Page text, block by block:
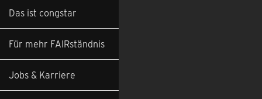
Das ist congstar
Für mehr FAIRständnis
Jobs & Karriere